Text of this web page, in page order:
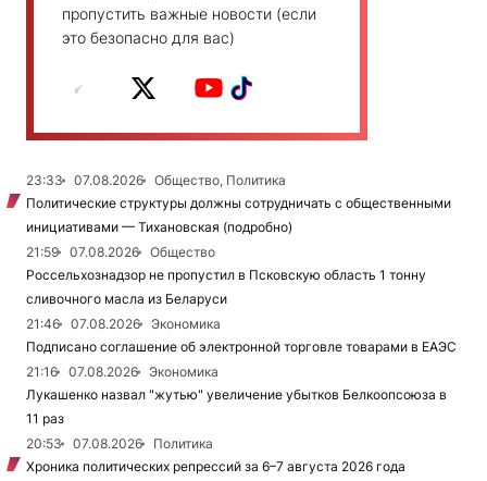
пропустить важные новости (если
это безопасно для вас)
23:33 07.08.2026
Общество, Политика
Политические структуры должны сотрудничать с общественными
инициативами — Тихановская (подробно)
21:59
07.08.2026
Общество
Россельхознадзор не пропустил в Псковскую область 1 тонну
сливочного масла из Беларуси
21:46
07.08.2026
Экономика
Подписано соглашение об электронной торговле товарами в ЕАЭС
21:16
07.08.2026
Экономика
Лукашенко назвал "жутью" увеличение убытков Белкоопсоюза в
11 раз
20:53
07.08.2026
Политика
Хроника политических репрессий за 6–7 августа 2026 года